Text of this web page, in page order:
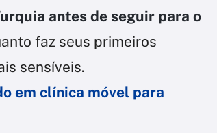
antes de seguir para o
faz seus primeiros
sensíveis.
em clínica móvel para